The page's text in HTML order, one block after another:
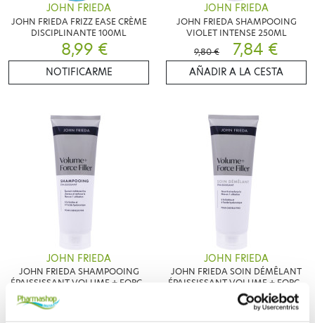
JOHN FRIEDA
JOHN FRIEDA FRIZZ EASE CRÈME
DISCIPLINANTE 100ML
8,99 €
NOTIFICARME
JOHN FRIEDA
JOHN FRIEDA SHAMPOOING
VIOLET INTENSE 250ML
9,80 €
7,84 €
AÑADIR A LA CESTA
JOHN FRIEDA
JOHN FRIEDA SHAMPOOING
ÉPAISSISSANT VOLUME + FORCE
FILLER 250ML
JOHN FRIEDA
JOHN FRIEDA SOIN DÉMÊLANT
ÉPAISSISSANT VOLUME + FORCE
FILLER 250ML
9,90 €